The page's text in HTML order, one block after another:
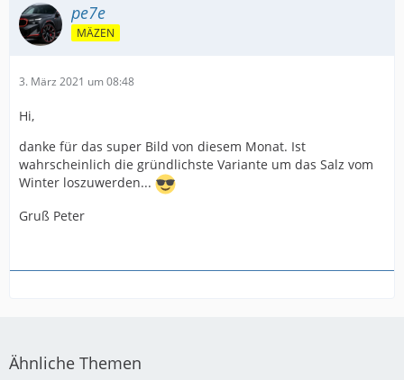
pe7e
MÄZEN
3. März 2021 um 08:48
Hi,
danke für das super Bild von diesem Monat. Ist
wahrscheinlich die gründlichste Variante um das Salz vom
Winter loszuwerden...
Gruß Peter
Ähnliche Themen